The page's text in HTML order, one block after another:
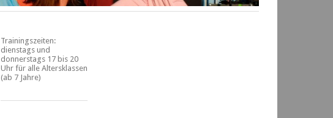
Trainingszeiten:
dienstags und
donnerstags 17 bis 20
Uhr für alle Altersklassen
(ab 7 Jahre)